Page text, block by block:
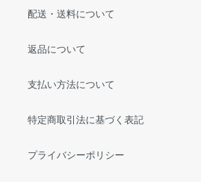
配送・送料について
返品について
支払い方法について
特定商取引法に基づく表記
プライバシーポリシー